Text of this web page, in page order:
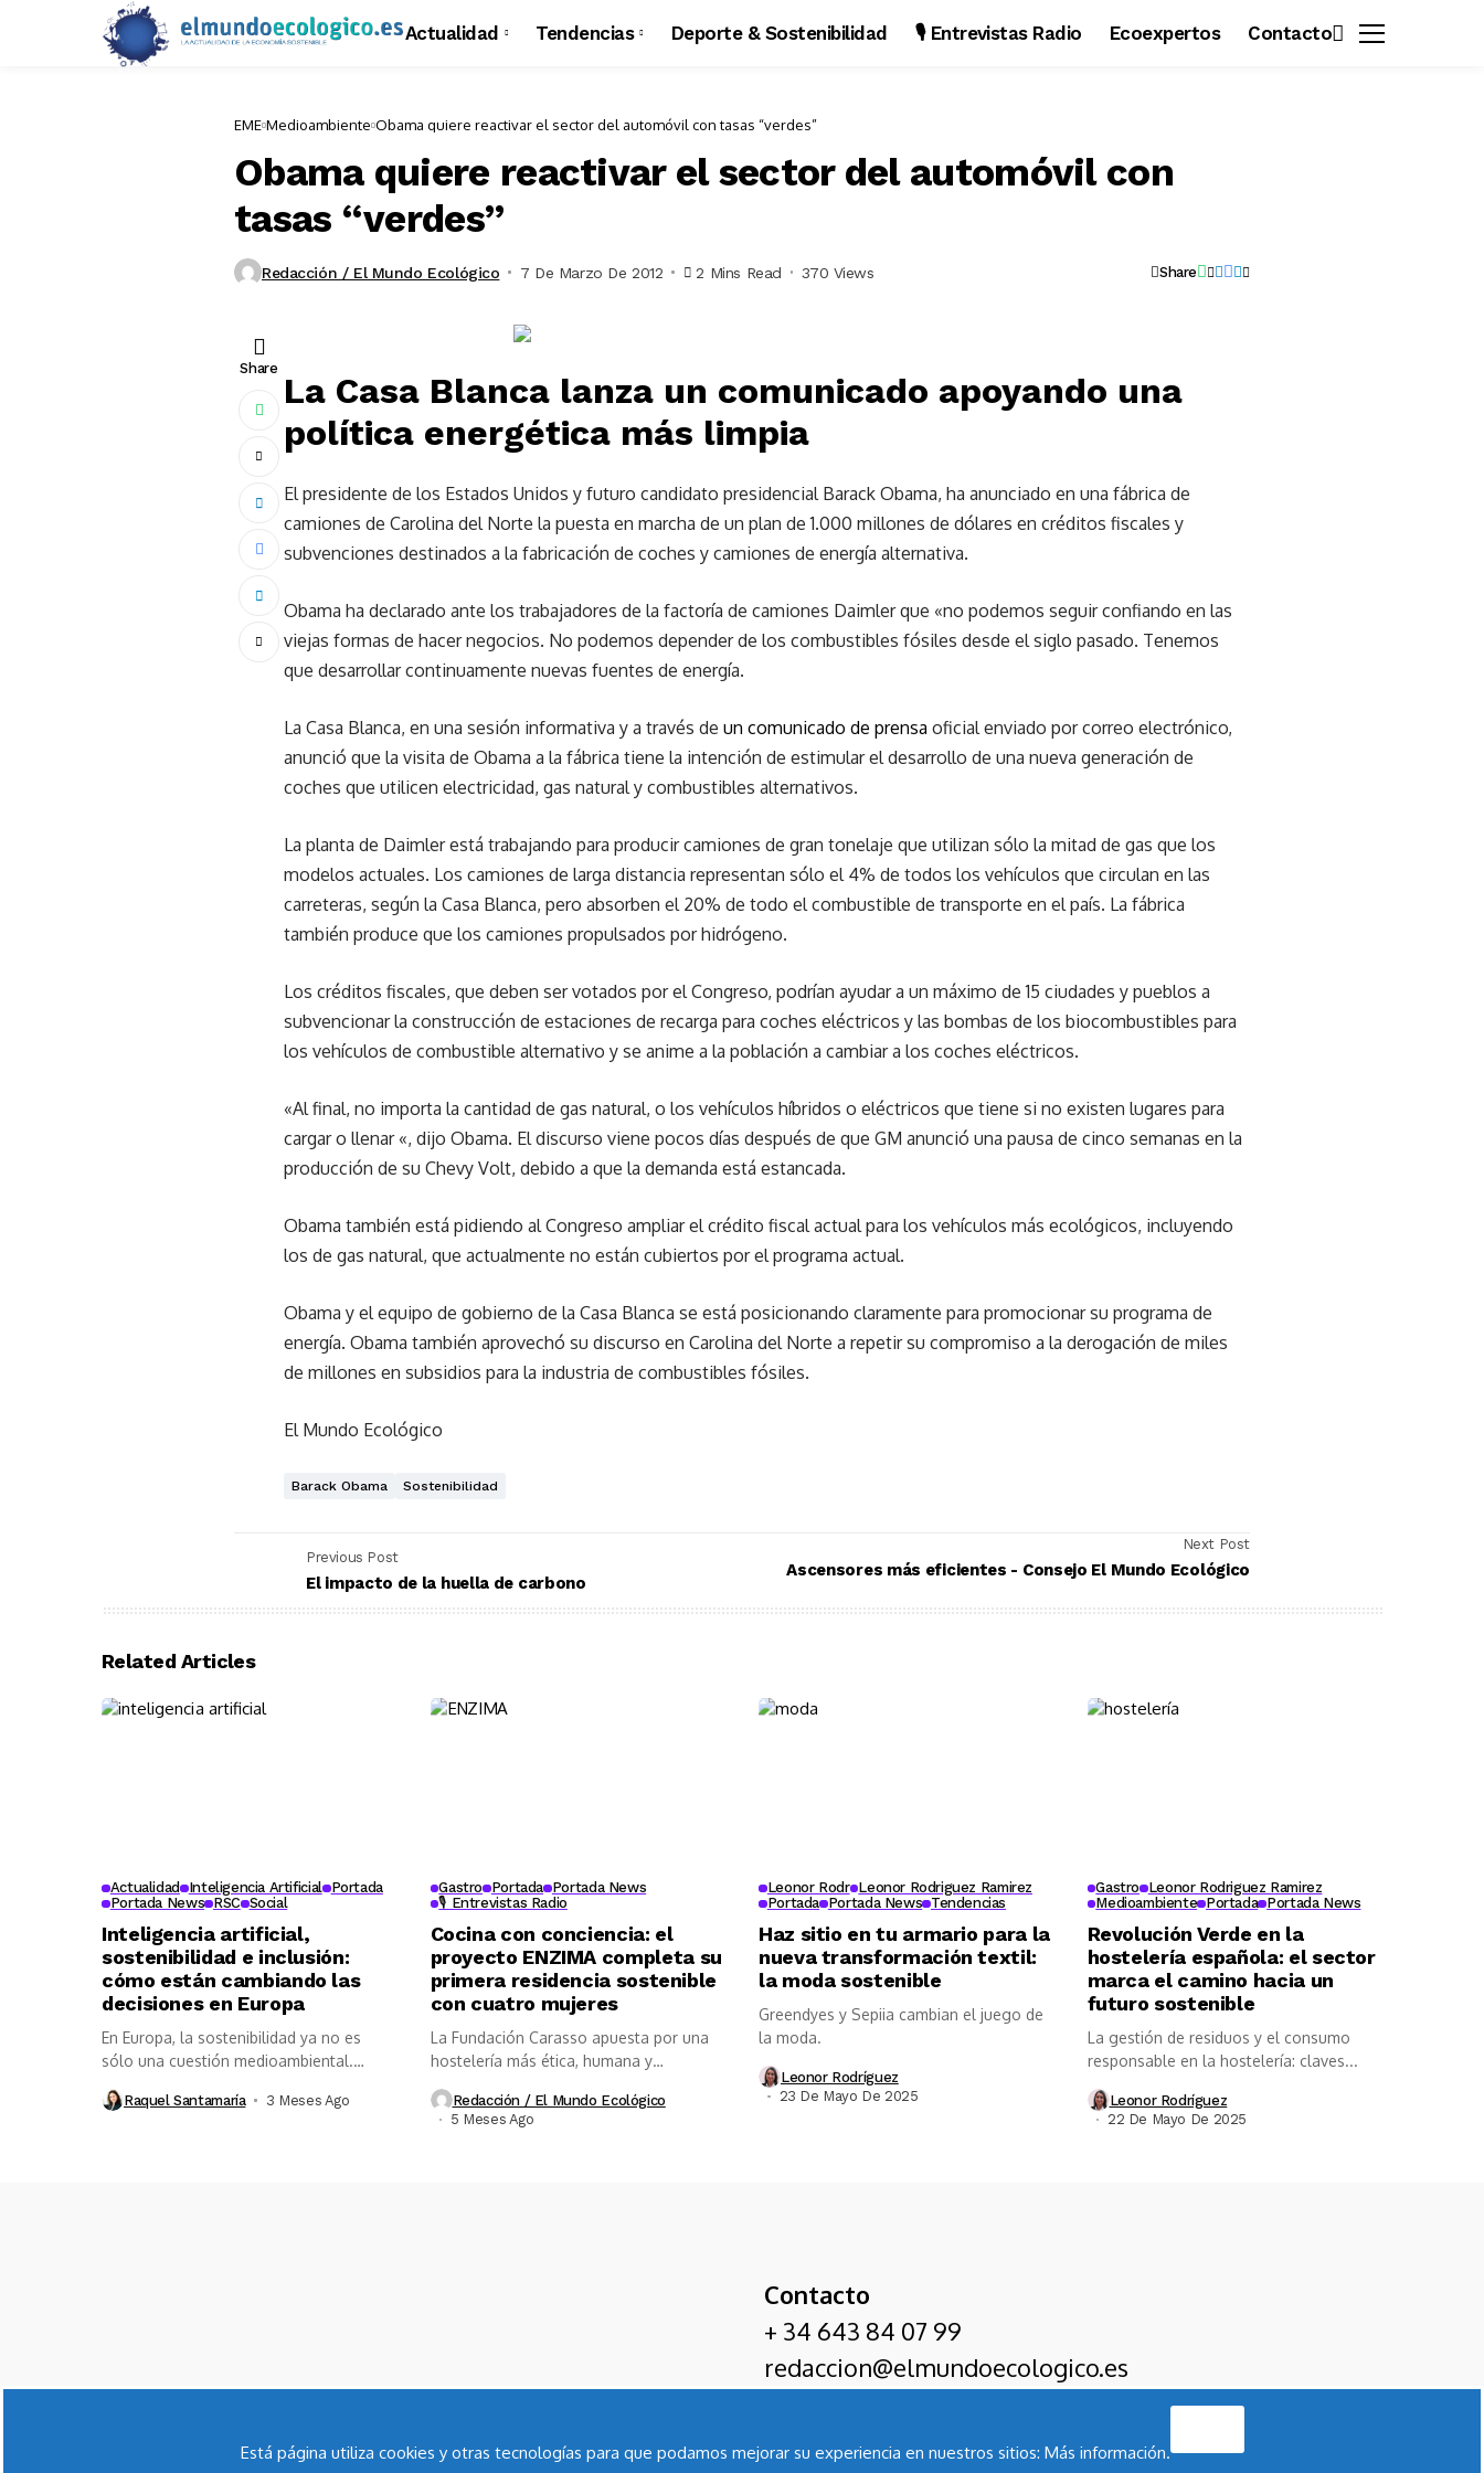
Actualidad Tendencias Deporte & Sostenibilidad 🎙️ Entrevistas Radio Ecoexpertos Contacto
EME Medioambiente Obama quiere reactivar el sector del automóvil con tasas “verdes”
Obama quiere reactivar el sector del automóvil con
tasas “verdes”
Redacción / El Mundo Ecológico 7 De Marzo De 2012 2 Mins Read 370 Views Share
Share
La Casa Blanca lanza un comunicado apoyando una
política energética más limpia
El presidente de los Estados Unidos y futuro candidato presidencial Barack Obama, ha anunciado en una fábrica de
camiones de Carolina del Norte la puesta en marcha de un plan de 1.000 millones de dólares en créditos fiscales y
subvenciones destinados a la fabricación de coches y camiones de energía alternativa.
Obama ha declarado ante los trabajadores de la factoría de camiones Daimler que «no podemos seguir confiando en las
viejas formas de hacer negocios. No podemos depender de los combustibles fósiles desde el siglo pasado. Tenemos
que desarrollar continuamente nuevas fuentes de energía.
La Casa Blanca, en una sesión informativa y a través de un comunicado de prensa oficial enviado por correo electrónico,
anunció que la visita de Obama a la fábrica tiene la intención de estimular el desarrollo de una nueva generación de
coches que utilicen electricidad, gas natural y combustibles alternativos.
La planta de Daimler está trabajando para producir camiones de gran tonelaje que utilizan sólo la mitad de gas que los
modelos actuales. Los camiones de larga distancia representan sólo el 4% de todos los vehículos que circulan en las
carreteras, según la Casa Blanca, pero absorben el 20% de todo el combustible de transporte en el país. La fábrica
también produce que los camiones propulsados por hidrógeno.
Los créditos fiscales, que deben ser votados por el Congreso, podrían ayudar a un máximo de 15 ciudades y pueblos a
subvencionar la construcción de estaciones de recarga para coches eléctricos y las bombas de los biocombustibles para
los vehículos de combustible alternativo y se anime a la población a cambiar a los coches eléctricos.
«Al final, no importa la cantidad de gas natural, o los vehículos híbridos o eléctricos que tiene si no existen lugares para
cargar o llenar «, dijo Obama. El discurso viene pocos días después de que GM anunció una pausa de cinco semanas en la
producción de su Chevy Volt, debido a que la demanda está estancada.
Obama también está pidiendo al Congreso ampliar el crédito fiscal actual para los vehículos más ecológicos, incluyendo
los de gas natural, que actualmente no están cubiertos por el programa actual.
Obama y el equipo de gobierno de la Casa Blanca se está posicionando claramente para promocionar su programa de
energía. Obama también aprovechó su discurso en Carolina del Norte a repetir su compromiso a la derogación de miles
de millones en subsidios para la industria de combustibles fósiles.
El Mundo Ecológico
Barack Obama Sostenibilidad
Previous Post
El impacto de la huella de carbono
Next Post
Ascensores más eficientes - Consejo El Mundo Ecológico
Related Articles
Actualidad Inteligencia Artificial Portada
Portada News RSC Social
Inteligencia artificial,
sostenibilidad e inclusión:
cómo están cambiando las
decisiones en Europa
En Europa, la sostenibilidad ya no es
sólo una cuestión medioambiental.
Raquel Santamaría 3 Meses Ago
Gastro Portada Portada News
🎙️ Entrevistas Radio
Cocina con conciencia: el
proyecto ENZIMA completa su
primera residencia sostenible
con cuatro mujeres
La Fundación Carasso apuesta por una
hostelería más ética, humana y
comprometida...
Redacción / El Mundo Ecológico
5 Meses Ago
Leonor Rodr Leonor Rodriguez Ramirez
Portada Portada News Tendencias
Haz sitio en tu armario para la
nueva transformación textil:
la moda sostenible
Greendyes y Sepiia cambian el juego de
la moda.
Leonor Rodríguez
23 De Mayo De 2025
Gastro Leonor Rodriguez Ramirez
Medioambiente Portada Portada News
Revolución Verde en la
hostelería española: el sector
marca el camino hacia un
futuro sostenible
La gestión de residuos y el consumo
responsable en la hostelería: claves...
Leonor Rodríguez
22 De Mayo De 2025
Contacto
+ 34 643 84 07 99
redaccion@elmundoecologico.es
Está página utiliza cookies y otras tecnologías para que podamos mejorar su experiencia en nuestros sitios: Más información.